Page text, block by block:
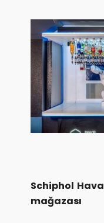
Schiphol
mağazası